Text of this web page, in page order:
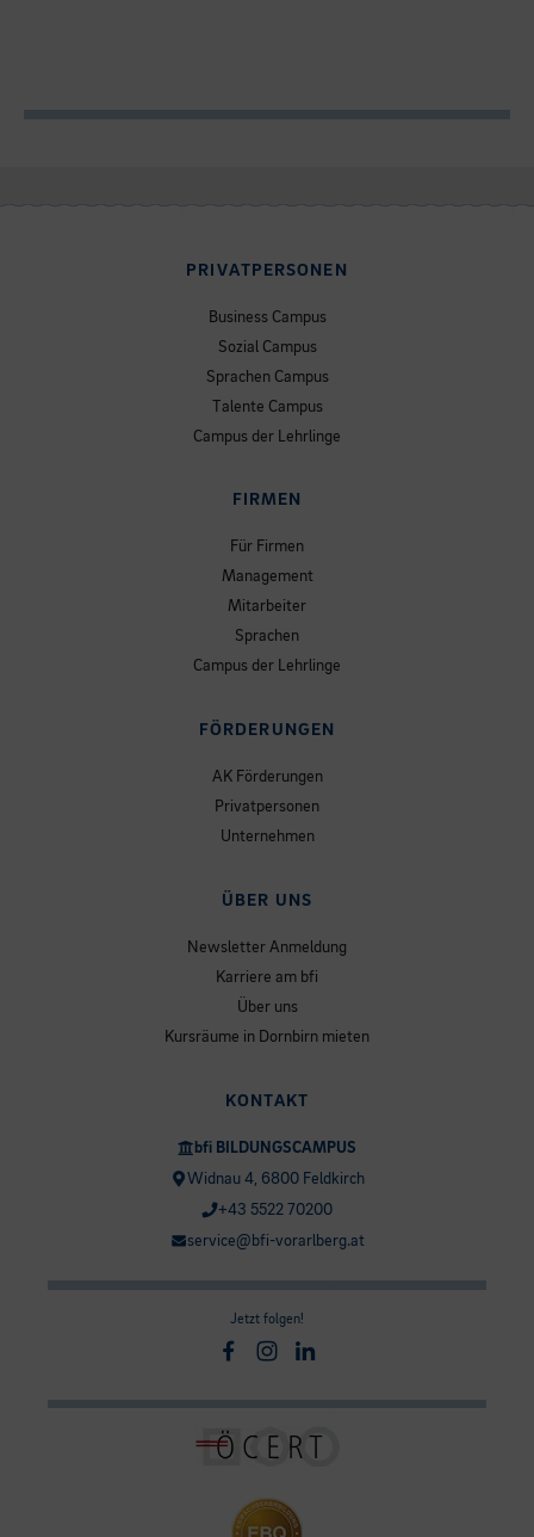
PRIVATPERSONEN
Business Campus
Sozial Campus
Sprachen Campus
Talente Campus
Campus der Lehrlinge
FIRMEN
Für Firmen
Management
Mitarbeiter
Sprachen
Campus der Lehrlinge
FÖRDERUNGEN
AK Förderungen
Privatpersonen
Unternehmen
ÜBER UNS
Newsletter Anmeldung
Karriere am bfi
Über uns
Kursräume in Dornbirn mieten
KONTAKT
bfi BILDUNGSCAMPUS
Widnau 4, 6800 Feldkirch
+43 5522 70200
service@bfi-vorarlberg.at
Jetzt folgen!
Facebook
Instagram
Linkedin